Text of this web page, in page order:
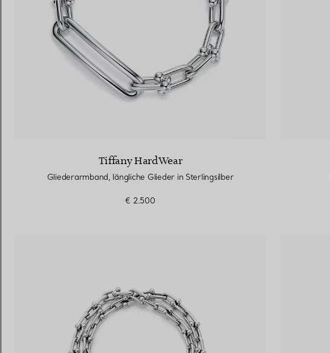
Tiffany HardWear
Gliederarmband, längliche Glieder in Sterlingsilber
€ 2.500